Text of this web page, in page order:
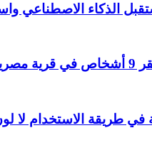
الذكاء الاصطناعي
في طريقة الاستخدام لا